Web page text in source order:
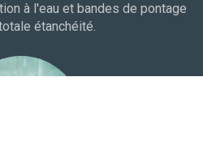
à l'eau et bandes de pontage
étanchéité.